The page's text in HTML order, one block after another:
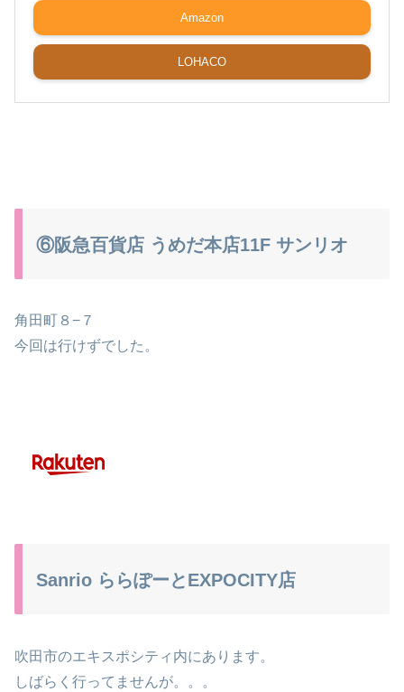
Amazon
LOHACO
⑥阪急百貨店 うめだ本店11F サンリオ
角田町８−７
今回は行けずでした。
Sanrio ららぽーとEXPOCITY店
吹田市のエキスポシティ内にあります。
しばらく行ってませんが。。。